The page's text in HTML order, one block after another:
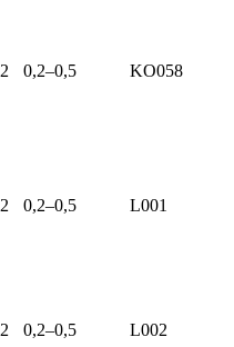
0,2–0,5 KO058
0,2–0,5 L001
0,2–0,5 L002